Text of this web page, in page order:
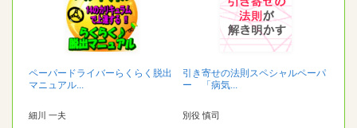
ペーパードライバーらくらく脱出
マニュアル...
細川 一夫
引き寄せの法則スペシャルペーパ
ー 「病気...
別役 慎司